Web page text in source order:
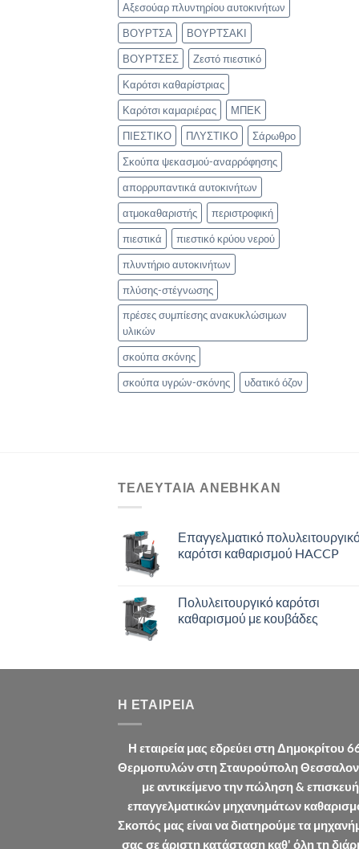
Αξεσούαρ πλυντηρίου αυτοκινήτων
ΒΟΥΡΤΣΑ
ΒΟΥΡΤΣΑΚΙ
ΒΟΥΡΤΣΕΣ
Ζεστό πιεστικό
Καρότσι καθαρίστριας
Καρότσι καμαριέρας
ΜΠΕΚ
ΠΙΕΣΤΙΚΟ
ΠΛΥΣΤΙΚΟ
Σάρωθρο
Σκούπα ψεκασμού-αναρρόφησης
απορρυπαντικά αυτοκινήτων
ατμοκαθαριστής
περιστροφική
πιεστικά
πιεστικό κρύου νερού
πλυντήριο αυτοκινήτων
πλύσης-στέγνωσης
πρέσες συμπίεσης ανακυκλώσιμων
υλικών
σκούπα σκόνης
σκούπα υγρών-σκόνης
υδατικό όζον
ΤΕΛΕΥΤΑΙΑ ΑΝΈΒΗΚΑΝ
Επαγγελματικό
καρότσι καθαρισμού HACCP
Πολυλειτουργικό καρότσι
καθαρισμού με κουβάδες
Η ΕΤΑΙΡΕΊΑ
Η εταιρεία μας εδρεύει στη Δημοκρίτου
Θερμοπυλών στη Σταυρούπολη
με αντικείμενο την πώληση & επισκευή
επαγγελματικών μηχανημάτων
Σκοπός μας είναι να διατηρούμε τα
σας σε άριστη κατάσταση καθ' όλη τη